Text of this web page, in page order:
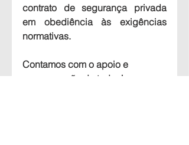
contrato de segurança privada
em obediência às exigências
normativas.
Contamos com o apoio e
compreensão de todos!